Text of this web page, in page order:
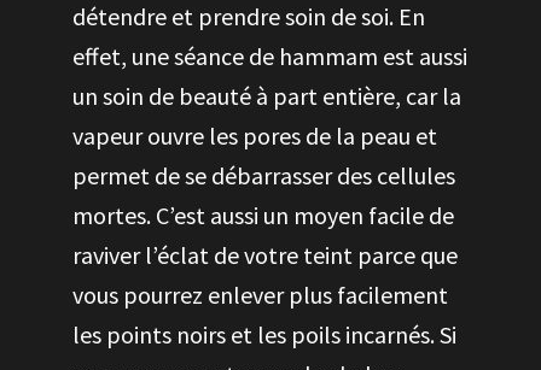
détendre et prendre soin de soi. En
effet, une séance de hammam est aussi
un soin de beauté à part entière, car la
vapeur ouvre les pores de la peau et
permet de se débarrasser des cellules
mortes. C’est aussi un moyen facile de
raviver l’éclat de votre teint parce que
vous pourrez enlever plus facilement
les points noirs et les poils incarnés. Si